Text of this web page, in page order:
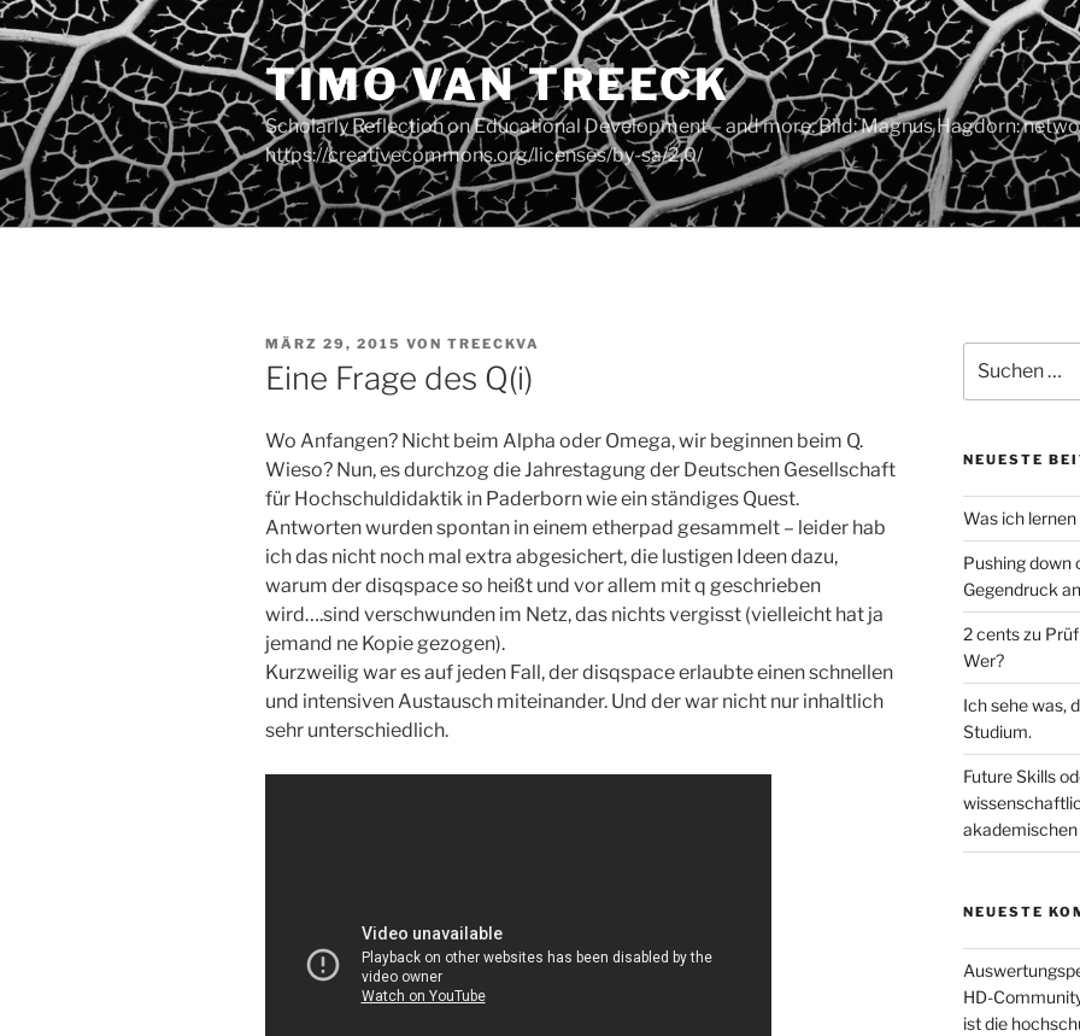
Zum
Inhalt
springen
TIMO VAN TREECK
Scholarly Reflection on Educational Development – and more. Bild: Magnus Hagdorn:
https://creativecommons.org/licenses/by-sa/2.0/
VERÖFFENTLICHT
AM
MÄRZ 29, 2015 VON TREECKVA
Eine Frage des Q(i)
Wo Anfangen? Nicht beim Alpha oder Omega, wir beginnen beim Q.
Wieso? Nun, es durchzog die Jahrestagung der Deutschen Gesellschaft
für Hochschuldidaktik in Paderborn wie ein ständiges Quest.
Antworten wurden spontan in einem etherpad gesammelt – leider hab
ich das nicht noch mal extra abgesichert, die lustigen Ideen dazu,
warum der disqspace so heißt und vor allem mit q geschrieben
wird….sind verschwunden im Netz, das nichts vergisst (vielleicht hat ja
jemand ne Kopie gezogen).
Kurzweilig war es auf jeden Fall, der disqspace erlaubte einen schnellen
und intensiven Austausch miteinander. Und der war nicht nur inhaltlich
sehr unterschiedlich.
nach:
NEUESTE
Was ich
Pushing down
Gegendruck
2 cents zu
Wer?
Ich sehe was,
Studium.
Future Skills
NEUESTE
HD-
ist die